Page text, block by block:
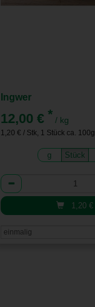
Ingwer
12,00 €* / kg
1,20 € / Stk, 1 Stück ca. 100g
g Stück
Anzahl
1,20€